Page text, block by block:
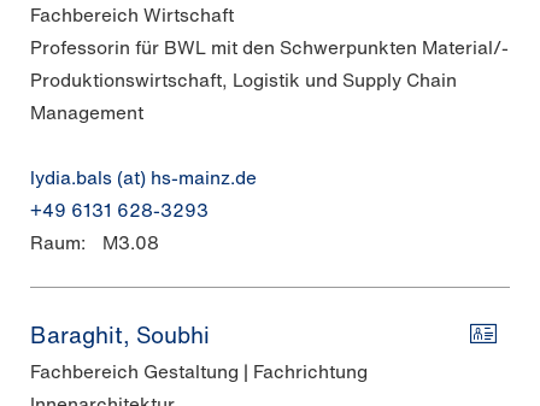
Fachbereich Wirtschaft
Professorin für BWL mit den Schwerpunkten Material/-
Produktionswirtschaft, Logistik und Supply Chain
Management
lydia.bals (at) hs-mainz.de
+49 6131 628-3293
Raum:
M3.08
Baraghit, Soubhi
Fachbereich Gestaltung | Fachrichtung